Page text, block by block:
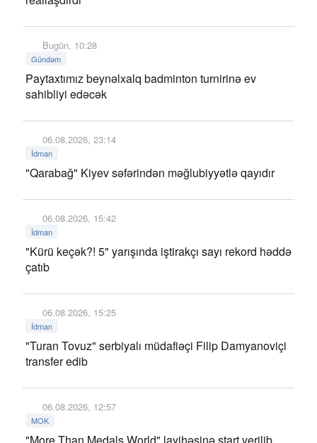
Bugün, 10:28
Gündəm
Paytaxtımız beynəlxalq badminton turnirinə ev
sahibliyi edəcək
06.08.2026, 23:14
İdman
"Qarabağ" Kiyev səfərindən məğlubiyyətlə qayıdır
06.08.2026, 15:42
İdman
"Kürü keçək?! 5" yarışında iştirakçı sayı rekord həddə
çatıb
06.08.2026, 15:25
İdman
"Turan Tovuz" serbiyalı müdafiəçi Filip Damyanoviçi
transfer edib
06.08.2026, 12:57
MOK